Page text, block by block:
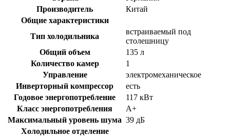
Производитель
Китай
Общие характеристики
Тип холодильника
встраиваемый под
столешницу
Общий объем
135 л
Количество камер
1
Управление
электромеханическое
Инверторный компрессор
есть
Годовое энергопотребление
117 кВт
Класс энергопотребления
A+
Максимальный уровень шума 39 дБ
Холодильное отделение